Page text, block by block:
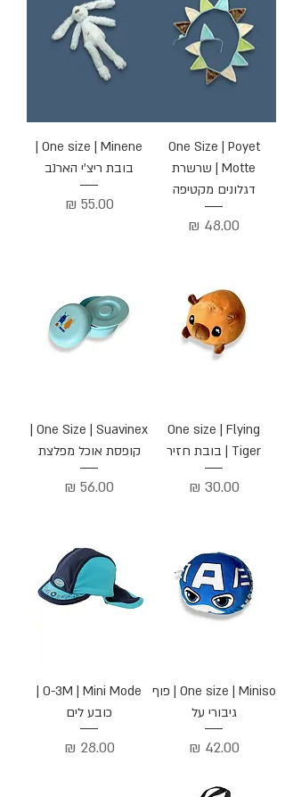
One Size | Poyet
Motte | שרשרת
דגלונים מקטיפה
מחיר
בובת ריצ'י הארנב
מחיר
One size | Flying
Tiger | בובת חזיר
מחיר
One Size | Suavinex |
קופסת אוכל מפלצת
מחיר
One size | Miniso | פוף
גיבורי על
מחיר
0-3M | Mini Mode |
כובע לים
מחיר